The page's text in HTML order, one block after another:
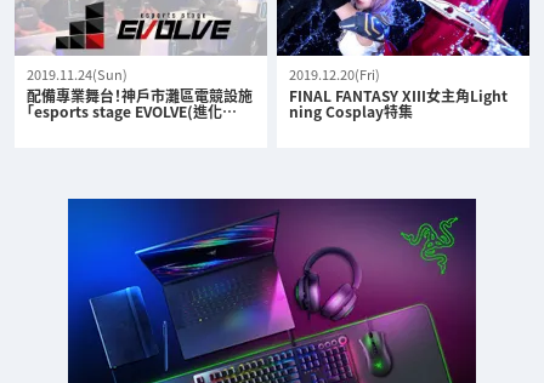
2019.11.24(Sun)
配備專業舞台！神戶市灘區電競設施
「esports stage EVOLVE(進化…
2019.12.20(Fri)
FINAL FANTASY XIII女主角Light
ning Cosplay特集